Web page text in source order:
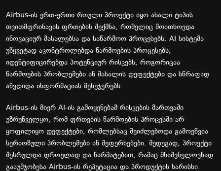
Airbus-ის ერთ-ერთი რთული პროექტი იყო ახალი ტიპის
თვითმფრინავის ფრთების შექმნა, რომელიც მოითხოვდა
ინოვაციურ მასალებსა და საწარმოო პროცესებს. AI სისტემა
უწყვეტად აკონტროლებდა წარმოების პროცესებს,
იდენტიფიცირებდა პოტენციურ რისკებს, როგორიცაა
წარმოების პრობლემები ან მასალის დეფექტები და სწრაფად
აწვდიდა ინფორმაციას მენეჯერებს.
Airbus-ის მიერ AI-ის გამოყენებამ რისკების მართვაში
უზრუნველყო, რომ ფრთების წარმოების პროცესში არ
ყოფილიყო დეფექტები, რომლებსაც შეიძლებოდა გამოეწვია
სერიოზული პრობლემები ან შეფერხებები. შედეგად, პროექტი
შესრულდა დროულად და წარმატებით, რამაც მნიშვნელოვნად
გააუმჯობესა Airbus-ის რეპუტაცია და პროდუქტის ხარისხი.